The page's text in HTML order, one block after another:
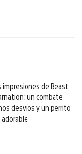
impresiones de Beast
un combate
desvíos y un perrito